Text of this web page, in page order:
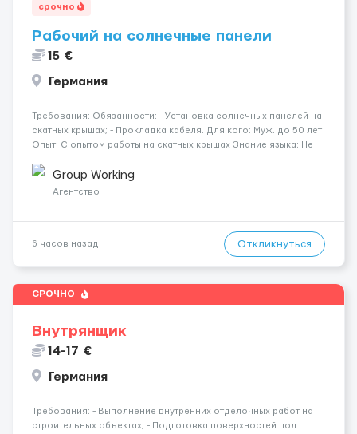
срочно
Рабочий на солнечные панели
15 €
Германия
Требования: Обязанности: - Установка солнечных панелей на
скатных крышах; - Прокладка кабеля. Для кого: Муж. до 50 лет
Опыт: С опытом работы на скатных крышах Знание языка: Не
Германия, Буцбах Условия...
Group Working
Агентство
6 часов назад Откликнуться
СРОЧНО
Внутрянщик
14-17 €
Германия
Требования: - Выполнение внутренних отделочных работ на
строительных объектах; - Подготовка поверхностей под